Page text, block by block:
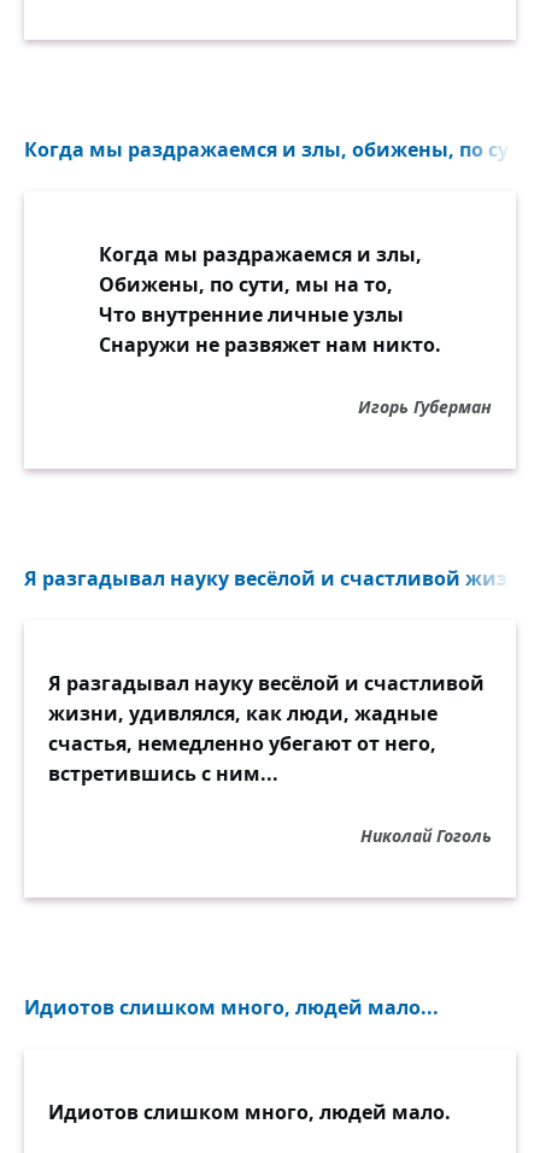
Когда мы раздражаемся и злы, обижены, по
Когда мы раздражаемся и злы,
Обижены, по сути, мы на то,
Что внутренние личные узлы
Снаружи не развяжет нам никто.
Игорь Губерман
Я разгадывал науку весёлой и счастливой
Я разгадывал науку весёлой и счастливой
жизни, удивлялся, как люди, жадные
счастья, немедленно убегают от него,
встретившись с ним...
Николай Гоголь
Идиотов слишком много, людей мало...
Идиотов слишком много, людей мало.